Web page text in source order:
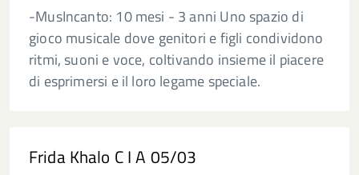
-MusIncanto: 10 mesi - 3 anni Uno spazio di
gioco musicale dove genitori e figli condividono
ritmi, suoni e voce, coltivando insieme il piacere
di esprimersi e il loro legame speciale.
Frida Khalo C I A 05/03